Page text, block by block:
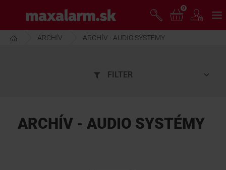
hlavnému
obsahu
www.maxalarm.sk
0
ARCHÍV ARCHÍV - AUDIO SYSTÉMY
FILTER
ARCHÍV - AUDIO SYSTÉMY